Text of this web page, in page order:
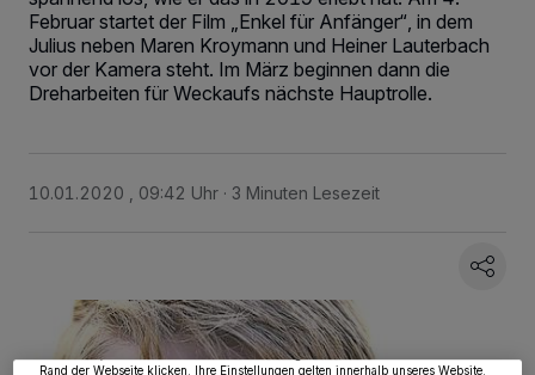
Februar startet der Film „Enkel für Anfänger“, in dem
Julius neben Maren Kroymann und Heiner Lauterbach
vor der Kamera steht. Im März beginnen dann die
Dreharbeiten für Weckaufs nächste Hauptrolle.
10.01.2020 , 09:42 Uhr 3 Minuten Lesezeit
wie Browserdaten oder eindeutige Kennungen auf Ihrem Gerät zu. Durch Auswahl
Zwecke. Wenn Tracker deaktiviert sind, sind manche Inhalte und Anzeigen
möglicherweise nicht mehr so relevant für Sie. Sie können dieses Menü jederzeit
wieder aufrufen, um Ihre Einstellungen zu ändern oder Ihre Einwilligung zu
widerrufen, indem Sie auf den Link Einstellungen oder Ablehnen am unteren
Rand der Webseite klicken. Ihre Einstellungen gelten innerhalb unseres Website.